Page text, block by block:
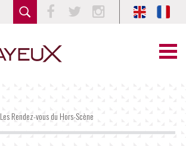
Les Rendez-vous du Hors-Scène